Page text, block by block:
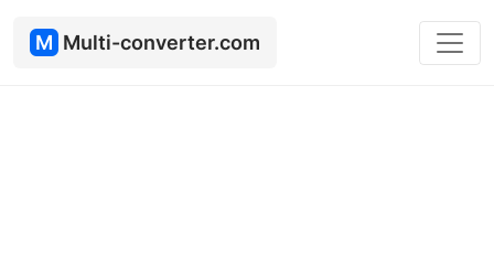
M Multi-converter.com